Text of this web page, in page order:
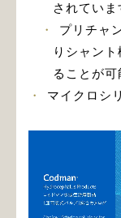
されていま
プリチャ
りシャン
ることが可
マイクロシ